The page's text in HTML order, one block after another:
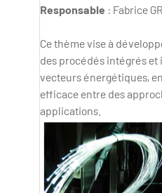
Responsable : Fabrice
Ce thème vise à
des procédés intégrés
vecteurs énergétiques,
efficace entre des
applications.